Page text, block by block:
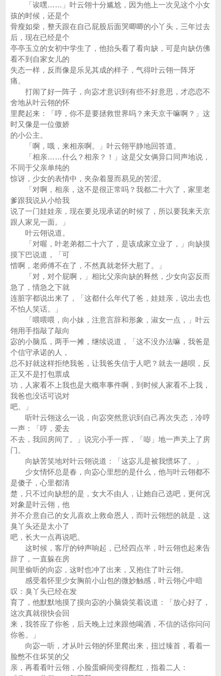
「诶嘿……」叶云翎十分尴尬，因为他上一次见这个小女
孩的时候，还是个
骨瘦如柴，整天跟在自己屁股后面哭唧唧的小丫头，三年过去
后，现在已经是个
亭亭玉立的女初中学生了，他抬头看了看向缺，可是向缺仿佛
看不到自家女儿的
失态一样，反而像是乐见其成的样子，气得叶云翎一阵牙
痛。
打闹了好一阵子，向宓才意识到有些不好意思，才恋恋不
舍地从叶云翎的怀
里爬起来：「哼，你不是要拯救世界吗？来天京干嘛啊？」这
时又像是一位傲娇
的小公主。
「啊，哦，来相亲啊。」叶云翎平静地回答道。
「相亲……什么？相亲？！」这是父女俩异口同声地说，
不同于父亲单纯的
惊讶，少女的表情中，夹杂着显而易见的苦涩。
「对啊，相亲，这不是很正常吗？我都二十六了，家里老
爹跟我说从小给我
说了一门娃娃亲，现在要兑现承诺的时候了，所以要我来天京
跟人家见一面。」
叶云翎说道。
「对喔，叶老弟都二十六了，是该成家立业了，」向缺摸
摸下巴说道，「可
惜啊，老师傅不在了，不然真就老怀大慰了。」
「对，对个屁啊，」相比父亲向缺的释然，少女向宓反而
急了，情急之下就
连脏字都说出来了，「这都什么年代了爸，娃娃亲，说出去也
不怕人笑话。」
「喂喂喂，向小妹，注意言辞和形象，淑女一点，」叶云
翎用手指敲了敲向
宓的小脑瓜，两手一摊，继续说道，「这不没办法嘛，我爸是
个信守承诺的人，
总不好就这样拒绝我爸，让我爸失信于人吧？就去一趟呗，反
正又不是打包票成
功，人家看不上我也是大概率事件啊，到时候人家看不上我，
我爸也没话可说对
吧。」
听叶云翎这么一说，向宓突然意识到自己再次失态，冷哼
一声：「哼，爱去
不去，我回房间了。」说完小手一挥，「嘭」地一声关上了房
门。
向缺苦笑地对叶云翎说道：「这宓儿是被我惯坏了。」
少女情怀总是春，向宓心里想的是什么，他与叶云翎都不
是傻子，心里都清
楚，只不过向缺想的是，女大不由人，让她自己选吧，更何况
对象是叶云翎，他
并不介意自己的女儿喜欢上救命恩人，而叶云翎想的就是，这
臭丫头还是太小了
吧，长大一点再说吧。
这时候，客厅的钟声响起，已经四点半，叶云翎也起来告
辞了，一直躲在房
间里偷听的向宓，这时也冲了出来，又抱住了叶云翎。
感受着怀里少女胸前小山包的微妙触感，叶云翎心中暗
叹：臭丫头已经在发
育了，他默默地摸了摸向宓的小脑袋笑着说道：「放心好了，
这次真就很快会回
来，我答应了你爸，后天晚上过来跟他喝酒，不信的话你问问
你爸。」
向宓一听，才从叶云翎的怀里爬出来，扭过臻首，看着一
脸憋不住坏笑的父
亲，再看看叶云翎，小脸蛋瞬间变得酡红，指着二人：